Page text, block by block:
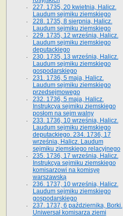
227. 1735, 20 kwietnia, Halicz.
Laudum sejmiku ziemskiego
228. 1735, 8 sierpnia, Halicz.
Laudum sejmiku ziemskiego
229. 1735, 12 września, Halicz.
Laudum sejmiku ziemskiego
deputackiego
230. 1735, 13 września, Halicz.
Laudum sejmiku ziemskiego
gospodarskiego
231. 1736, 5 maja, Halicz.
Laudum sejmiku ziemskiego
przedsejmowego
232. 1736, 5 maja, Halicz.
Instrukcya sejmiku ziemskiego
posłom na sejm walny
233. 1736, 10 września, Halicz.
Laudum sejmiku ziemskiego
deputackiego. 234. 1736, 17
września, Halicz. Laudum
sejmiku ziemskiego relacyjnego
235. 1736, 17 września, Halicz.
Instrukcya sejmiku ziemskiego
komisarzowi na komisyę
warszawską
236. 1737, 10 września, Halicz.
Laudum sejmiku ziemskiego
gospodarskiego
237. 1737, 6 października, Borki.
Uniwersał komisarza ziemi